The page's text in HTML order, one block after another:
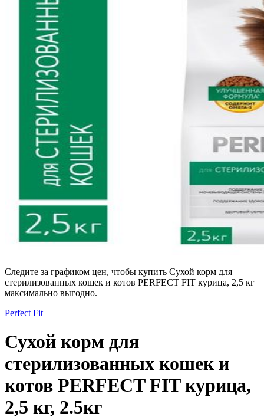
Следите за графиком цен, чтобы купить Сухой корм для
стерилизованных кошек и котов PERFECT FIT курица, 2,5 кг
максимально выгодно.
Perfect Fit
Сухой корм для
стерилизованных кошек и
котов PERFECT FIT курица,
2,5 кг, 2.5кг